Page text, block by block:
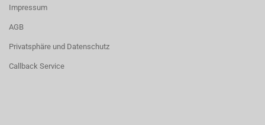
Impressum
AGB
Privatsphäre und Datenschutz
Callback Service